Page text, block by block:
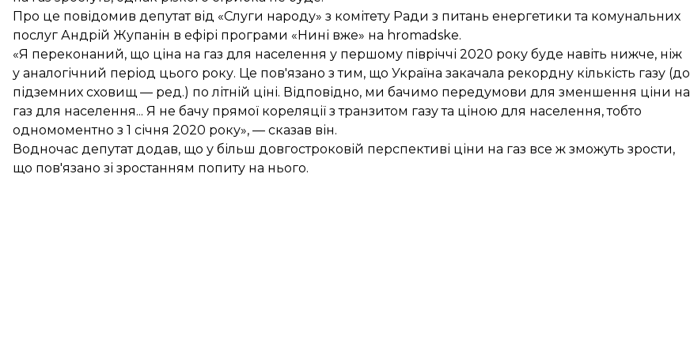
Про це повідомив депутат від «Слуги народу» з комітету Ради з питань енергетики та комунальних
послуг Андрій Жупанін в ефірі програми «Нині вже» на hromadske.
«Я переконаний, що ціна на газ для населення у першому півріччі 2020 року буде навіть нижче, ніж
у аналогічний період цього року. Це пов'язано з тим, що Україна закачала рекордну кількість газу (до
підземних сховищ — ред.) по літній ціні. Відповідно, ми бачимо передумови для зменшення ціни на
газ для населення... Я не бачу прямої кореляції з транзитом газу та ціною для населення, тобто
одномоментно з 1 січня 2020 року», — сказав він.
Водночас депутат додав, що у більш довгостроковій перспективі ціни на газ все ж зможуть зрости,
що пов'язано зі зростанням попиту на нього.